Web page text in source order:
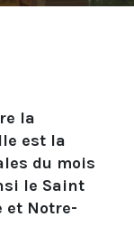
la
est la
du mois
le Saint
et Notre-